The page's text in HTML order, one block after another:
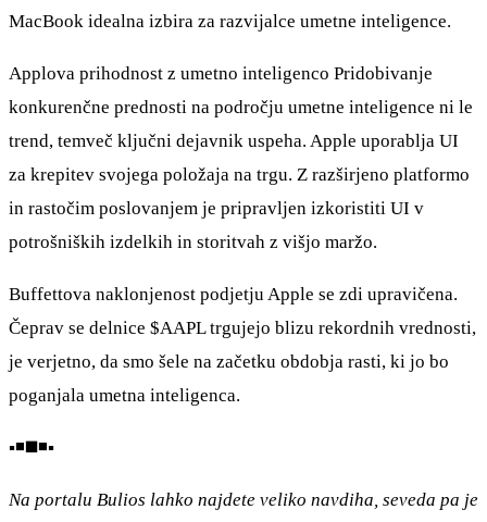
MacBook idealna izbira za razvijalce umetne inteligence.
Applova prihodnost z umetno inteligenco Pridobivanje
konkurenčne prednosti na področju umetne inteligence ni le
trend, temveč ključni dejavnik uspeha. Apple uporablja UI
za krepitev svojega položaja na trgu. Z razširjeno platformo
in rastočim poslovanjem je pripravljen izkoristiti UI v
potrošniških izdelkih in storitvah z višjo maržo.
Buffettova naklonjenost podjetju Apple se zdi upravičena.
Čeprav se delnice $AAPLtrgujejo blizu rekordnih vrednosti,
je verjetno, da smo šele na začetku obdobja rasti, ki jo bo
poganjala umetna inteligenca.
▪️◾◼️◾▪️
Na portalu Bulios lahko najdete veliko navdiha, seveda pa je